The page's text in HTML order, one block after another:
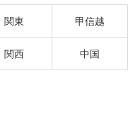
関東 甲信越
関西 中国